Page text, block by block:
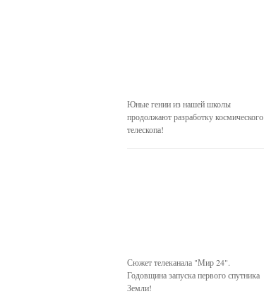
Юные гении из нашей школы
продолжают разработку космического
телескопа!
Сюжет телеканала "Мир 24".
Годовщина запуска первого спутника
Земли!